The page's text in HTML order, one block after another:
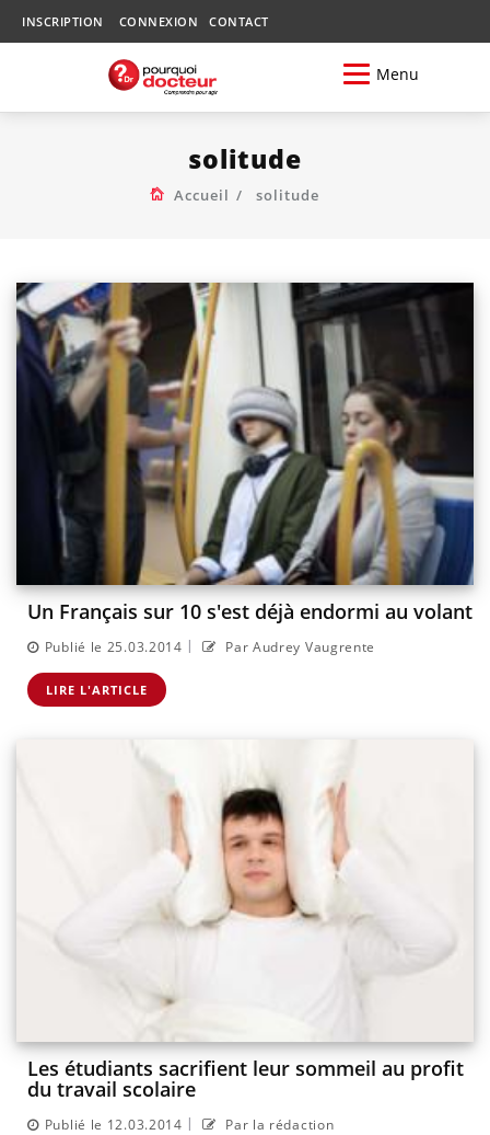
INSCRIPTION CONNEXION CONTACT
Menu
solitude
Accueil solitude
Un Français sur 10 s'est déjà endormi au volant
Publié le 25.03.2014 | Par Audrey Vaugrente
LIRE L'ARTICLE
Les étudiants sacrifient leur sommeil au profit
du travail scolaire
Publié le 12.03.2014 | Par la rédaction